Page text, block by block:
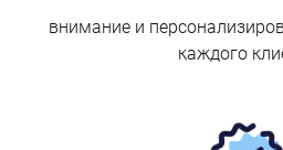
внимание и
каждого